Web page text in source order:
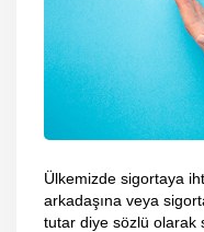
Ülkemizde sigortaya
arkadaşına veya
tutar diye sözlü olarak